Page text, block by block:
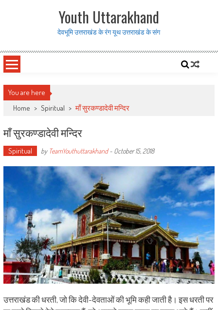
Youth Uttarakhand
देवभूमि उत्तराखंड के रंग यूथ उत्तराखंड के संग
You are here
Home > Spiritual > माँ सुरकण्डादेवी मन्दिर
माँ सुरकण्डादेवी मन्दिर
Spiritual by TeamYouthuttarakhand- October 15, 2018
उत्तराखंड की धरती, जो कि देवी-देवताओं की भूमि कही जाती है। इस धरती पर